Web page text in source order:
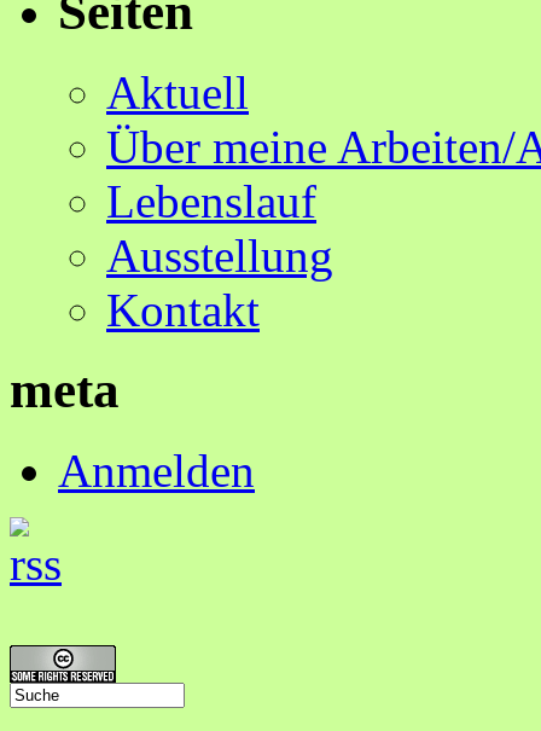
Aktuell
Über meine Arbeiten/
Lebenslauf
Ausstellung
Kontakt
meta
Anmelden